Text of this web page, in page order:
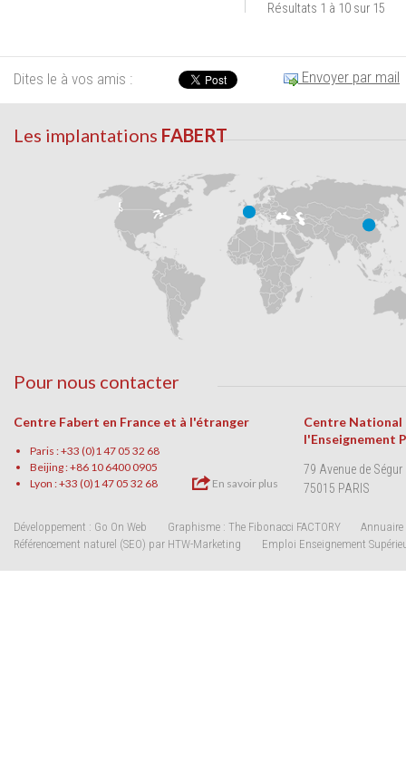
Résultats 1 à 10 sur 15
Dites le à vos amis : Envoyer par mail
Les implantations FABERT
Pour nous contacter
Centre Fabert en France et à l'étranger
Paris : +33 (0)1 47 05 32 68
Beijing : +86 10 6400 0905
Lyon : +33 (0)1 47 05 32 68
En savoir plus
Centre National
l'Enseignement
79 Avenue de Ségur
75015 PARIS
Développement : Go On Web Graphisme : The Fibonacci FACTORY
Annuaire
Référencement naturel (SEO) par HTW-Marketing
Emploi Enseignement